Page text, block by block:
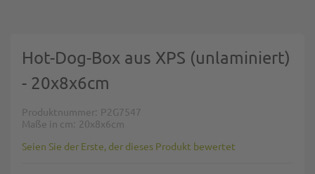
Hot-Dog-Box aus XPS (unlaminiert)
- 20x8x6cm
Produktnummer P2G7547
Maße in cm
20x8x6cm
Seien Sie der Erste, der dieses Produkt bewertet